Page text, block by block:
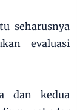
seharusnya
evaluasi
dan kedua